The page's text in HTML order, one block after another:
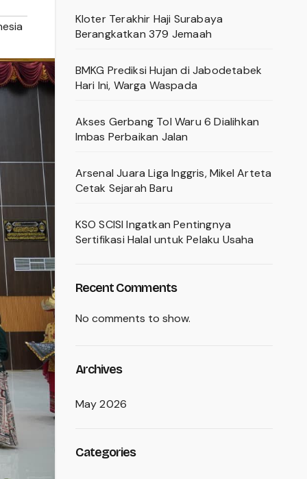
Kloter Terakhir Haji Surabaya
Berangkatkan 379 Jemaah
BMKG Prediksi Hujan di Jabodetabek
Hari Ini, Warga Waspada
Akses Gerbang Tol Waru 6 Dialihkan
Imbas Perbaikan Jalan
Arsenal Juara Liga Inggris, Mikel Arteta
Cetak Sejarah Baru
KSO SCISI Ingatkan Pentingnya
Sertifikasi Halal untuk Pelaku Usaha
Recent Comments
No comments to show.
Archives
May 2026
Categories